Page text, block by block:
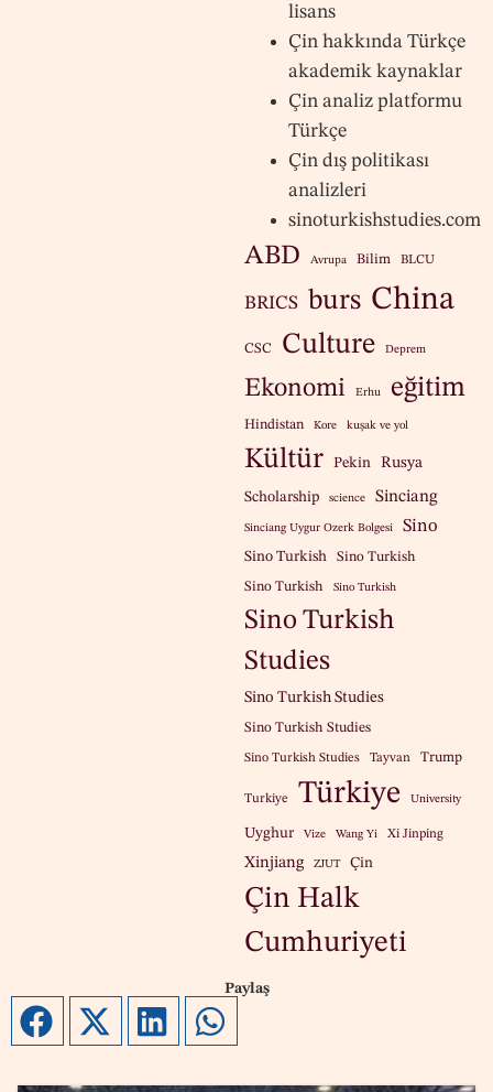
Paylaş
lisans
Çin hakkında Türkçe
akademik kaynaklar
Çin analiz platformu
Türkçe
Çin dış politikası
analizleri
sinoturkishstudies.com
ABD Avrupa Bilim BLCU
BRICS burs China
CSC Culture Deprem
Ekonomi Erhu eğitim
Hindistan Kore kuşak ve yol
Kültür Pekin Rusya
Scholarship science Sinciang
Sinciang Uygur Ozerk Bolgesi Sino
Sino Turkish Sino Turkish
Sino Turkish Sino Turkish
Sino Turkish
Studies
Sino Turkish Studies
Sino Turkish Studies
Sino Turkish Studies Tayvan Trump
Turkiye Türkiye University
Uyghur Vize Wang Yi Xi Jinping
Xinjiang ZJUT Çin
Çin Halk
Cumhuriyeti